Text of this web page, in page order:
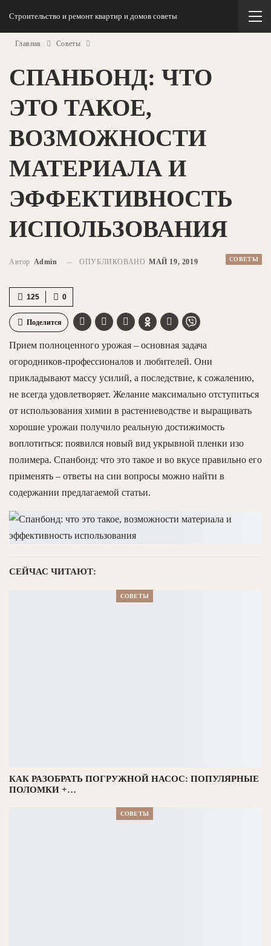
Строительство и ремонт квартир и домов советы
Главная Советы
СПАНБОНД: ЧТО
ЭТО ТАКОЕ,
ВОЗМОЖНОСТИ
МАТЕРИАЛА И
ЭФФЕКТИВНОСТЬ
ИСПОЛЬЗОВАНИЯ
СОВЕТЫ
Автор Admin ОПУБЛИКОВАНО МАЙ 19, 2019
0
125
Поделится
Прием полноценного урожая – основная задача
огородников-профессионалов и любителей. Они
прикладывают массу усилий, а последствие, к сожалению,
не всегда удовлетворяет. Желание максимально отступиться
от использования химии в растениеводстве и выращивать
хорошие урожаи получило реальную достижимость
воплотиться: появился новый вид укрывной пленки изо
полимера. Спанбонд: что это такое и во вкусе правильно его
применять – ответы на сии вопросы можно найти в
содержании предлагаемой статьи.
СЕЙЧАС ЧИТАЮТ:
СОВЕТЫ
КАК РАЗОБРАТЬ ПОГРУЖНОЙ НАСОС: ПОПУЛЯРНЫЕ
ПОЛОМКИ +…
СОВЕТЫ